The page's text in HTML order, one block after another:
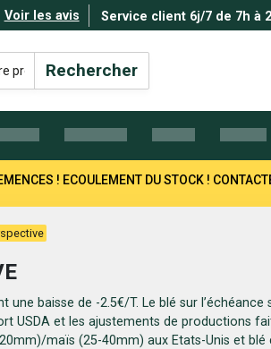
Voir les avis Service client 6j/7 de 7h à
Rechercher
! ECOULEMENT DU STOCK !
baisse de -2.5€/T. Le blé sur
USDA et les ajustements de productions
maïs (25-40mm) aux Etats-Unis et